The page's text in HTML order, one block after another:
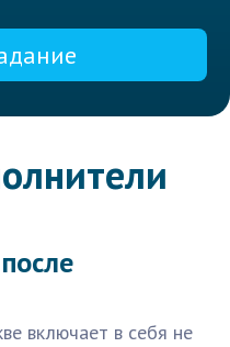
включает в себя не